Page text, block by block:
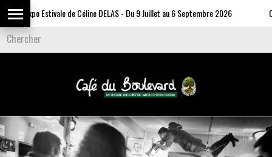
Expo Estivale de Céline DELAS - Du 9 Juillet au 6 Septembre 2026